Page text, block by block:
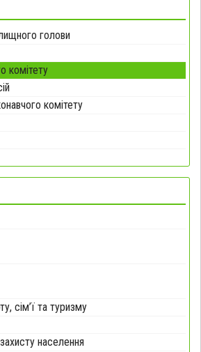
голови
комітету
комітету
сім’ї та туризму
населення